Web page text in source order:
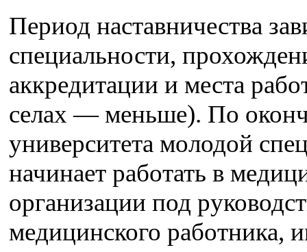
Период наставничества
специальности,
аккредитации и места
селах — меньше). По
университета молодой
начинает работать в
организации под
медицинского работника,